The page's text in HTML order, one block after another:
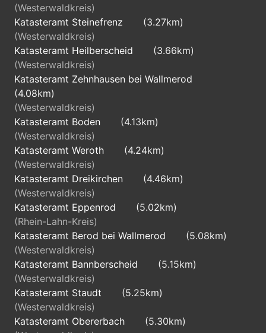
(Westerwaldkreis)
Katasteramt Steinefrenz
(3.27km)
(Westerwaldkreis)
Katasteramt Heilberscheid
(3.66km)
(Westerwaldkreis)
Katasteramt Zehnhausen bei Wallmerod
(4.08km)
(Westerwaldkreis)
Katasteramt Boden
(4.13km)
(Westerwaldkreis)
Katasteramt Weroth
(4.24km)
(Westerwaldkreis)
Katasteramt Dreikirchen
(4.46km)
(Westerwaldkreis)
Katasteramt Eppenrod
(5.02km)
(Rhein-Lahn-Kreis)
Katasteramt Berod bei Wallmerod
(5.08km)
(Westerwaldkreis)
Katasteramt Bannberscheid
(5.15km)
(Westerwaldkreis)
Katasteramt Staudt
(5.25km)
(Westerwaldkreis)
Katasteramt Obererbach
(5.30km)